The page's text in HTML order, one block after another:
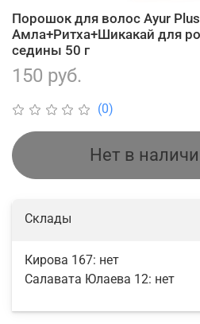
(0)
Порошок для волос Ayur Plus
Амла+Ритха+Шикакай для
седины 50 г
150 руб.
Нет в
Склады
Кирова 167: нет
Салавата Юлаева 12: нет